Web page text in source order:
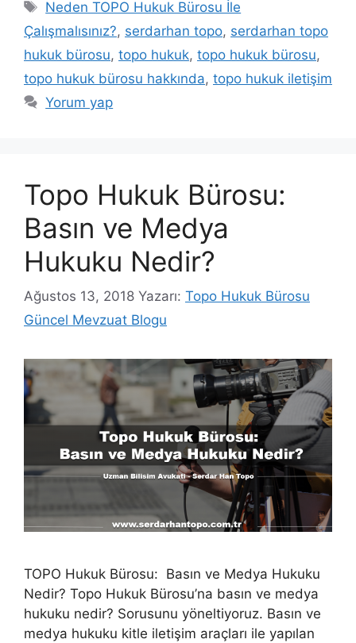
Etiketler
Neden TOPO Hukuk Bürosu İle
Çalışmalısınız?, serdarhan topo, serdarhan topo
hukuk bürosu, topo hukuk, topo hukuk bürosu,
topo hukuk bürosu hakkında, topo hukuk iletişim
Yorum yap
Topo Hukuk Bürosu:
Basın ve Medya
Hukuku Nedir?
Ağustos 13, 2018 Yazarı: Topo Hukuk Bürosu
Güncel Mevzuat Blogu
TOPO Hukuk Bürosu: Basın ve Medya Hukuku
Nedir? Topo Hukuk Bürosu’na basın ve medya
hukuku nedir? Sorusunu yöneltiyoruz. Basın ve
medya hukuku kitle iletişim araçları ile yapılan